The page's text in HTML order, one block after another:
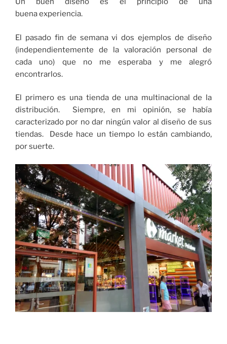
buena experiencia.
El pasado fin de semana vi dos ejemplos de diseño
(independientemente de la valoración personal de
cada uno) que no me esperaba y me alegró
encontrarlos.
El primero es una tienda de una multinacional de la
distribución. Siempre, en mi opinión, se había
caracterizado por no dar ningún valor al diseño de sus
tiendas. Desde hace un tiempo lo están cambiando,
por suerte.